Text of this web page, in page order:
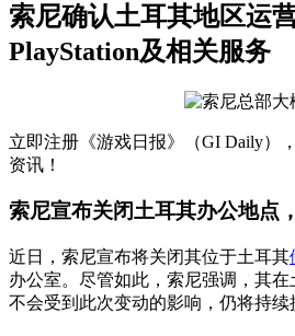
索尼确认土耳其地区运
PlayStation及相关服务
立即注册《游戏日报》（GI Daily），
资讯！
索尼宣布关闭土耳其办公地点
近日，索尼宣布将关闭其位于土耳其
办公室。尽管如此，索尼强调，其在
不会受到此次变动的影响，仍将持续